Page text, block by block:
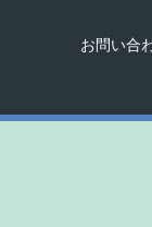
お問い合